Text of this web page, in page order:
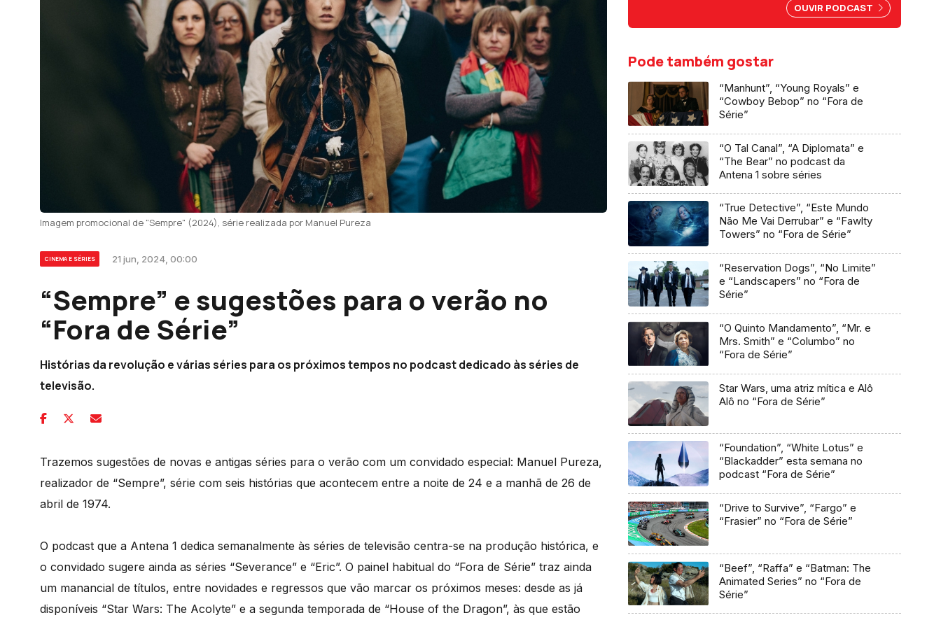
Imagem promocional de "Sempre" (2024), série realizada por Manuel Pureza
CINEMA E SÉRIES 21 jun, 2024, 00:00
“Sempre” e sugestões para o verão no
“Fora de Série”
Histórias da revolução e várias séries para os próximos tempos no podcast dedicado às séries de
televisão.
Trazemos sugestões de novas e antigas séries para o verão com um convidado especial: Manuel Pureza,
realizador de “Sempre”, série com seis histórias que acontecem entre a noite de 24 e a manhã de 26 de
abril de 1974.
O podcast que a Antena 1 dedica semanalmente às séries de televisão centra-se na produção histórica, e
o convidado sugere ainda as séries “Severance” e “Eric”. O painel habitual do “Fora de Série” traz ainda
um manancial de títulos, entre novidades e regressos que vão marcar os próximos meses: desde as já
disponíveis “Star Wars: The Acolyte” e a segunda temporada de “House of the Dragon”, às que estão
Cardoso, Nuno Markl e Carina
OUVIR PODCAST
Pode também gostar
“Manhunt”, “Young Royals” e
“Cowboy Bebop” no “Fora de
Série”
“O Tal Canal”, “A Diplomata” e
“The Bear” no podcast da
Antena 1 sobre séries
“True Detective”, “Este Mundo
Não Me Vai Derrubar” e “Fawlty
Towers” no “Fora de Série”
“Reservation Dogs”, “No Limite”
e “Landscapers” no “Fora de
Série”
“O Quinto Mandamento”, “Mr. e
Mrs. Smith” e “Columbo” no
“Fora de Série”
Star Wars, uma atriz mítica e Alô
Alô no “Fora de Série”
“Foundation”, “White Lotus” e
“Blackadder” esta semana no
podcast “Fora de Série”
“Drive to Survive”, “Fargo” e
“Frasier” no “Fora de Série”
“Beef”, “Raffa” e “Batman: The
Animated Series” no “Fora de
Série”